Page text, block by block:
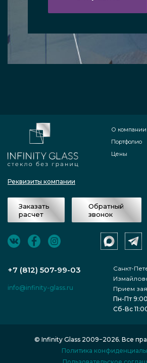
Реквизиты компании
О компании
Портфолио
Цены
Заказать
расчет
Обратный
звонок
+7 (812) 507-99-03
Санкт-
info@infinity-glass.ru
Прием
Пн-Пт
Сб-Вс
© Infinity Glass 2009−2026. Все
Политика